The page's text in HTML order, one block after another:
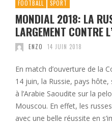
FOOTBALL SPORT
MONDIAL 2018: LA
LARGEMENT CONTRE
ENZO 14 JUIN 2018
En match d’ouverture de la
14 juin, la Russie, pays
à l’Arabie Saoudite sur la
Mouscou. En effet, les
avec une belle réussite en